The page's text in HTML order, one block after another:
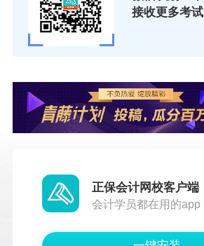
果应进行二次公示，公示期不
（四）评审结果确认。直接评
按程序确认。
五、联系方式
（二）平台技术联系方式：
附件：××单位 同志高级职称
接收更多考
正保会计网校客户端
会计学员都在用的app